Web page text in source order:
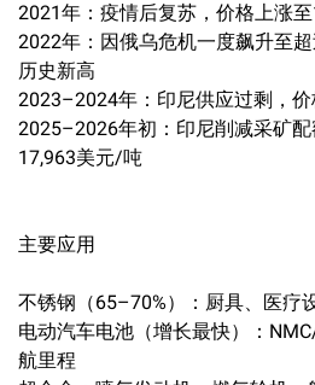
2021年：疫情后复苏，价格上涨
2022年：因俄乌危机一度飙升至
历史新高
2023–2024年：印尼供应过剩，
2025–2026年初：印尼削减采矿
17,963美元/吨
主要应用
不锈钢（65–70%）：厨具、医疗
电动汽车电池（增长最快）：
航里程